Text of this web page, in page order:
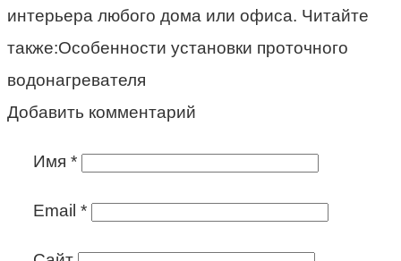
интерьера любого дома или офиса. Читайте
также:Особенности установки проточного
водонагревателя
Добавить комментарий
Имя *
Email *